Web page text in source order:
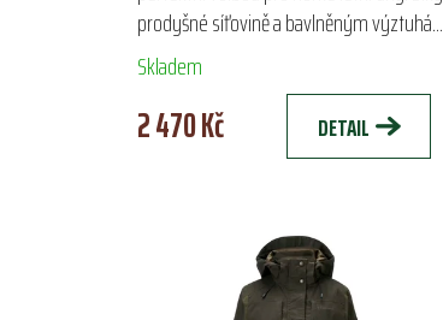
prodyšné síťovině a bavlněným výztuhám
na ramenou nabízí lehkost a výbornou
ventilaci, což...
Skladem
2 470 Kč DETAIL